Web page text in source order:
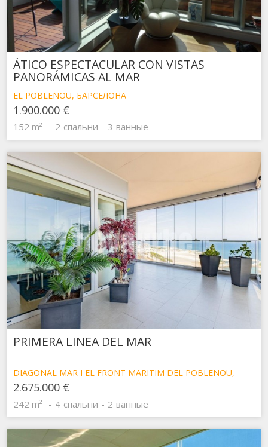
ÁTICO ESPECTACULAR CON VISTAS
PANORÁMICAS AL MAR
EL POBLENOU, БАРСЕЛОНА
1.900.000 €
152 m² 2 спальни 3 ванные
PRIMERA LINEA DEL MAR
DIAGONAL MAR I EL FRONT MARÍTIM DEL POBLENOU,
БАРСЕЛОНА
2.675.000 €
242 m² 4 спальни 2 ванные